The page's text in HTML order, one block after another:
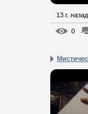
13 г. назад
0